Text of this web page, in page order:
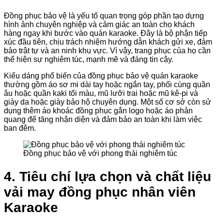
Đồng phục bảo vệ là yếu tố quan trọng góp phần tạo dựng
hình ảnh chuyên nghiệp và cảm giác an toàn cho khách
hàng ngay khi bước vào quán karaoke. Đây là bộ phận tiếp
xúc đầu tiên, chịu trách nhiệm hướng dẫn khách gửi xe, đảm
bảo trật tự và an ninh khu vực. Vì vậy, trang phục của họ cần
thể hiện sự nghiêm túc, mạnh mẽ và đáng tin cậy.
Kiểu dáng phổ biến của đồng phục bảo vệ quán karaoke
thường gồm áo sơ mi dài tay hoặc ngắn tay, phối cùng quần
âu hoặc quần kaki tối màu, mũ lưỡi trai hoặc mũ kê-pi và
giày da hoặc giày bảo hộ chuyên dụng. Một số cơ sở còn sử
dụng thêm áo khoác đồng phục gắn logo hoặc áo phản
quang để tăng nhận diện và đảm bảo an toàn khi làm việc
ban đêm.
Đồng phục bảo vệ với phong thái nghiêm túc
4. Tiêu chí lựa chọn và chất liệu
vải may đồng phục nhân viên
Karaoke